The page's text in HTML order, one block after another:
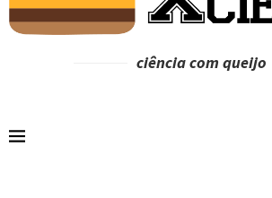
ciência com queijo